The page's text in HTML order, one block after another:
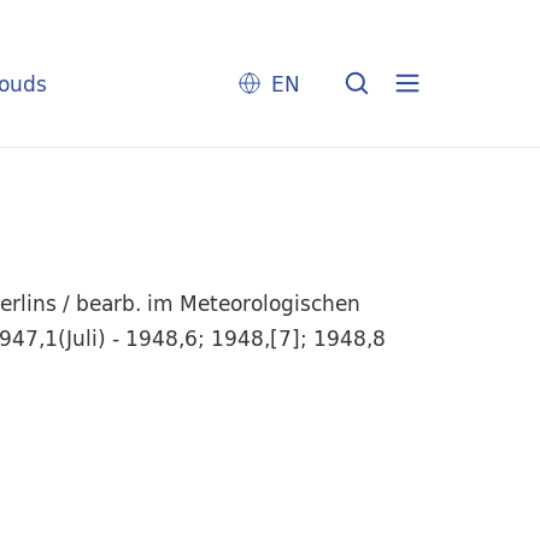
EN
/ bearb. im Meteorologischen
- 1948,6; 1948,[7]; 1948,8